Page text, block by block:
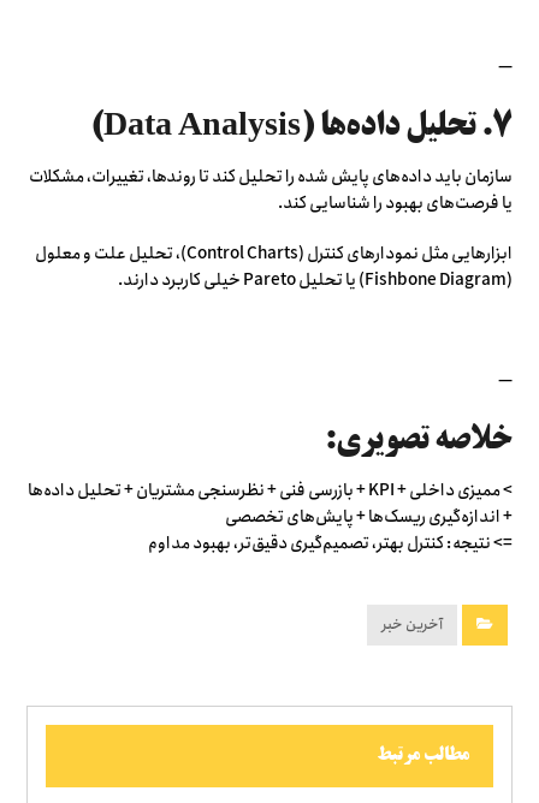
—
۷. تحلیل داده‌ها (Data Analysis)
سازمان باید داده‌های پایش شده را تحلیل کند تا روندها، تغییرات، مشکلات
یا فرصت‌های بهبود را شناسایی کند.
ابزارهایی مثل نمودارهای کنترل (Control Charts)، تحلیل علت و معلول
(Fishbone Diagram) یا تحلیل Pareto خیلی کاربرد دارند.
—
خلاصه تصویری:
> ممیزی داخلی + KPI + بازرسی فنی + نظرسنجی مشتریان + تحلیل داده‌ها
+ اندازه‌گیری ریسک‌ها + پایش‌های تخصصی
=> نتیجه: کنترل بهتر، تصمیم‌گیری دقیق‌تر، بهبود مداوم
آخرین خبر
مطالب مرتبط